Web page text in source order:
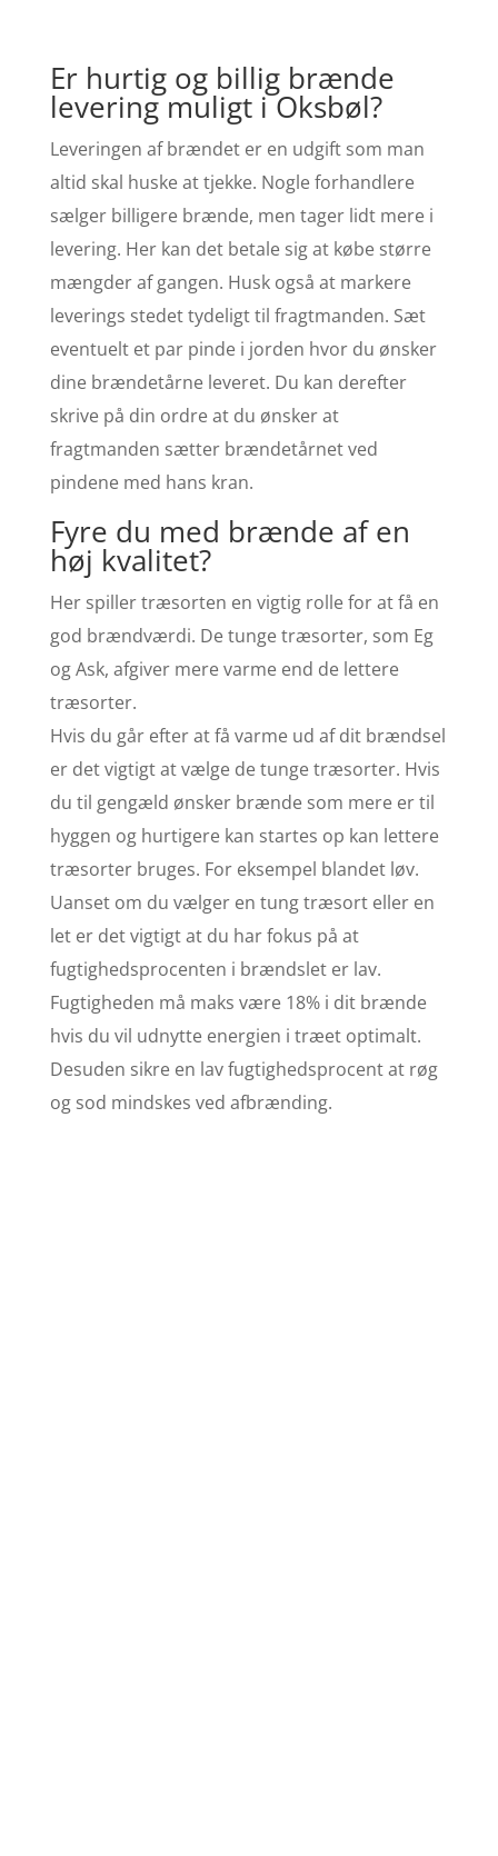
Er hurtig og billig brænde
levering muligt i Oksbøl?
Leveringen af brændet er en udgift som man
altid skal huske at tjekke. Nogle forhandlere
sælger billigere brænde, men tager lidt mere i
levering. Her kan det betale sig at købe større
mængder af gangen. Husk også at markere
leverings stedet tydeligt til fragtmanden. Sæt
eventuelt et par pinde i jorden hvor du ønsker
dine brændetårne leveret. Du kan derefter
skrive på din ordre at du ønsker at
fragtmanden sætter brændetårnet ved
pindene med hans kran.
Fyre du med brænde af en
høj kvalitet?
Her spiller træsorten en vigtig rolle for at få en
god brændværdi. De tunge træsorter, som Eg
og Ask, afgiver mere varme end de lettere
træsorter.
Hvis du går efter at få varme ud af dit brændsel
er det vigtigt at vælge de tunge træsorter. Hvis
du til gengæld ønsker brænde som mere er til
hyggen og hurtigere kan startes op kan lettere
træsorter bruges. For eksempel blandet løv.
Uanset om du vælger en tung træsort eller en
let er det vigtigt at du har fokus på at
fugtighedsprocenten i brændslet er lav.
Fugtigheden må maks være 18% i dit brænde
hvis du vil udnytte energien i træet optimalt.
Desuden sikre en lav fugtighedsprocent at røg
og sod mindskes ved afbrænding.